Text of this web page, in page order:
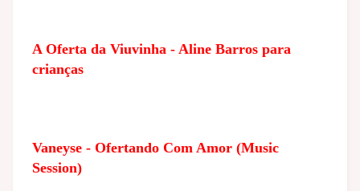
A Oferta da Viuvinha - Aline Barros para
crianças
Vaneyse - Ofertando Com Amor (Music
Session)